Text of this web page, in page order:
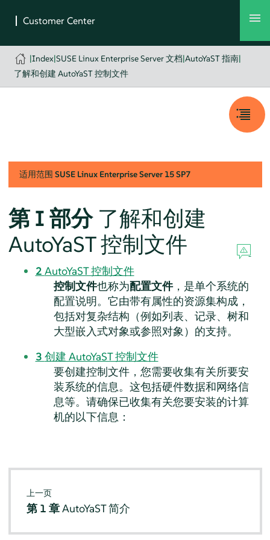
|Index|SUSE Linux Enterprise Server 文档|AutoYaST 指南|
了解和创建 AutoYaST 控制文件
适用范围 SUSE Linux Enterprise Server 15 SP7
第 I 部分 了解和创建
AutoYaST 控制文件
2 AutoYaST 控制文件
控制文件也称为配置文件，是单个系统的
配置说明。它由带有属性的资源集构成，
包括对复杂结构（例如列表、记录、树和
大型嵌入式对象或参照对象）的支持。
3 创建 AutoYaST 控制文件
要创建控制文件，您需要收集有关所要安
装系统的信息。这包括硬件数据和网络信
息等。请确保已收集有关您要安装的计算
机的以下信息：
上一页
第 1 章AutoYaST 简介